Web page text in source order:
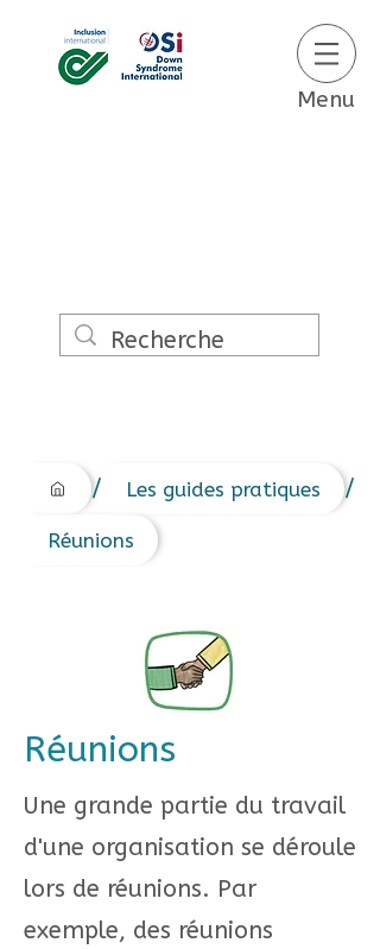
Menu
/ Les guides pratiques /
Réunions
Réunions
Une grande partie du travail
d'une organisation se déroule
lors de réunions. Par
exemple, des réunions